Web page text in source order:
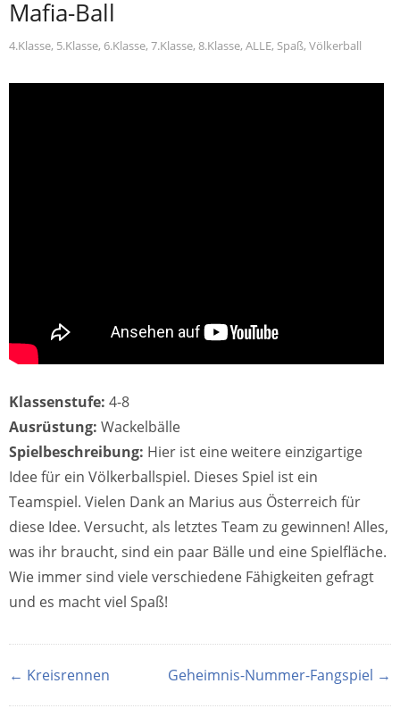
Mafia-Ball
4.Klasse, 5.Klasse, 6.Klasse, 7.Klasse, 8.Klasse, ALLE, Spaß, Völkerball
Klassenstufe: 4-8
Ausrüstung: Wackelbälle
Spielbeschreibung: Hier ist eine weitere einzigartige
Idee für ein Völkerballspiel. Dieses Spiel ist ein
Teamspiel. Vielen Dank an Marius aus Österreich für
diese Idee. Versucht, als letztes Team zu gewinnen! Alles,
was ihr braucht, sind ein paar Bälle und eine Spielfläche.
Wie immer sind viele verschiedene Fähigkeiten gefragt
und es macht viel Spaß!
← Kreisrennen Geheimnis-Nummer-Fangspiel →